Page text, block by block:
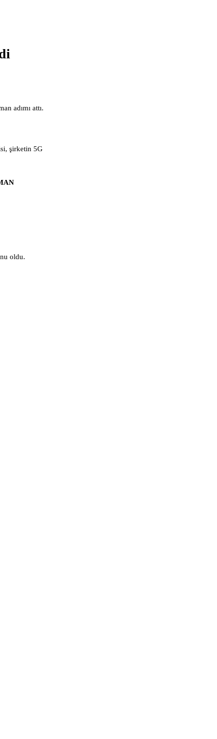
adımı attı.
şirketin 5G
oldu.